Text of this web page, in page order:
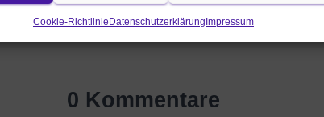
Cookie-RichtlinieDatenschutzerklärungImpressum
0 Kommentare